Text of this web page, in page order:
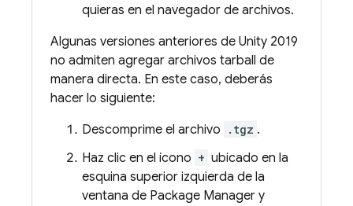
quieras en el navegador de archivos.
Algunas versiones anteriores de Unity 2019
no admiten agregar archivos tarball de
manera directa. En este caso, deberás
hacer lo siguiente:
Descomprime el archivo
.tgz .
Haz clic en el ícono + ubicado en la
esquina superior izquierda de la
ventana de Package Manager y